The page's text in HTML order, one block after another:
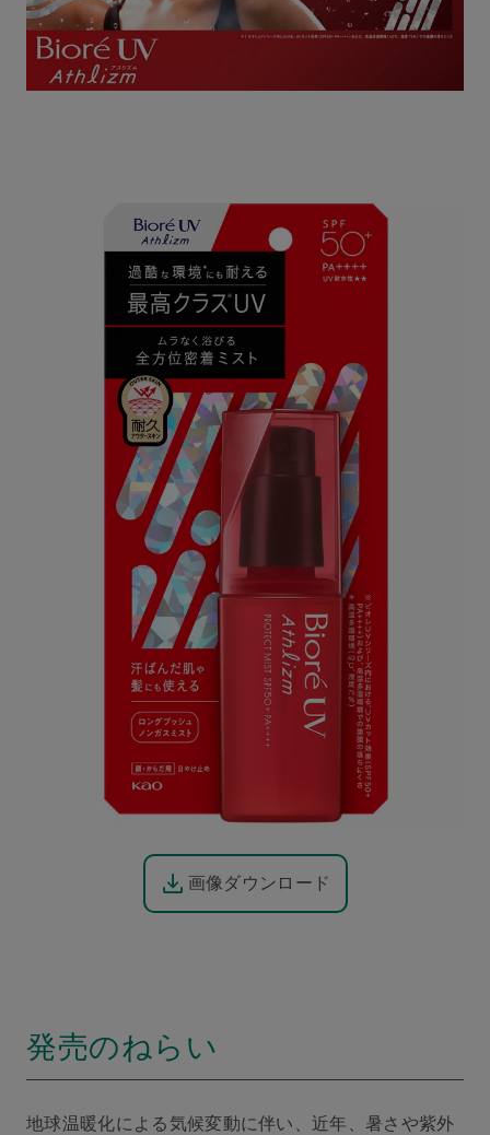
画像ダウンロード
発売のねらい
地球温暖化による気候変動に伴い、近年、暑さや紫外